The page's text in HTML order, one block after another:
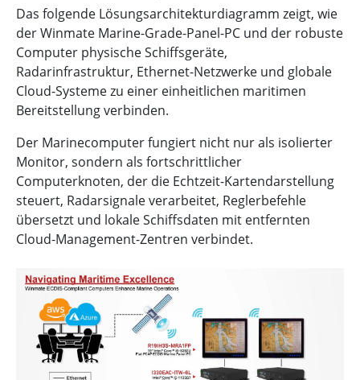
Das folgende Lösungsarchitekturdiagramm zeigt, wie
der Winmate Marine-Grade-Panel-PC und der robuste
Computer physische Schiffsgeräte,
Radarinfrastruktur, Ethernet-Netzwerke und globale
Cloud-Systeme zu einer einheitlichen maritimen
Bereitstellung verbinden.
Der Marinecomputer fungiert nicht nur als isolierter
Monitor, sondern als fortschrittlicher
Computerknoten, der die Echtzeit-Kartendarstellung
steuert, Radarsignale verarbeitet, Reglerbefehle
übersetzt und lokale Schiffsdaten mit entfernten
Cloud-Management-Zentren verbindet.